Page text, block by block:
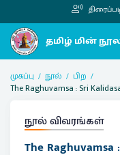
முகப்பு நூல்
பிற
The Raghuvamsa : Sri
நூல் விவரங்கள்
The